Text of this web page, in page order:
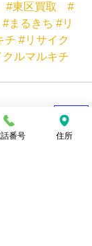
ME
NU
#東区買取
#
#まるきち #リ
チ #リサイク
ルマルキチ
番号 住所